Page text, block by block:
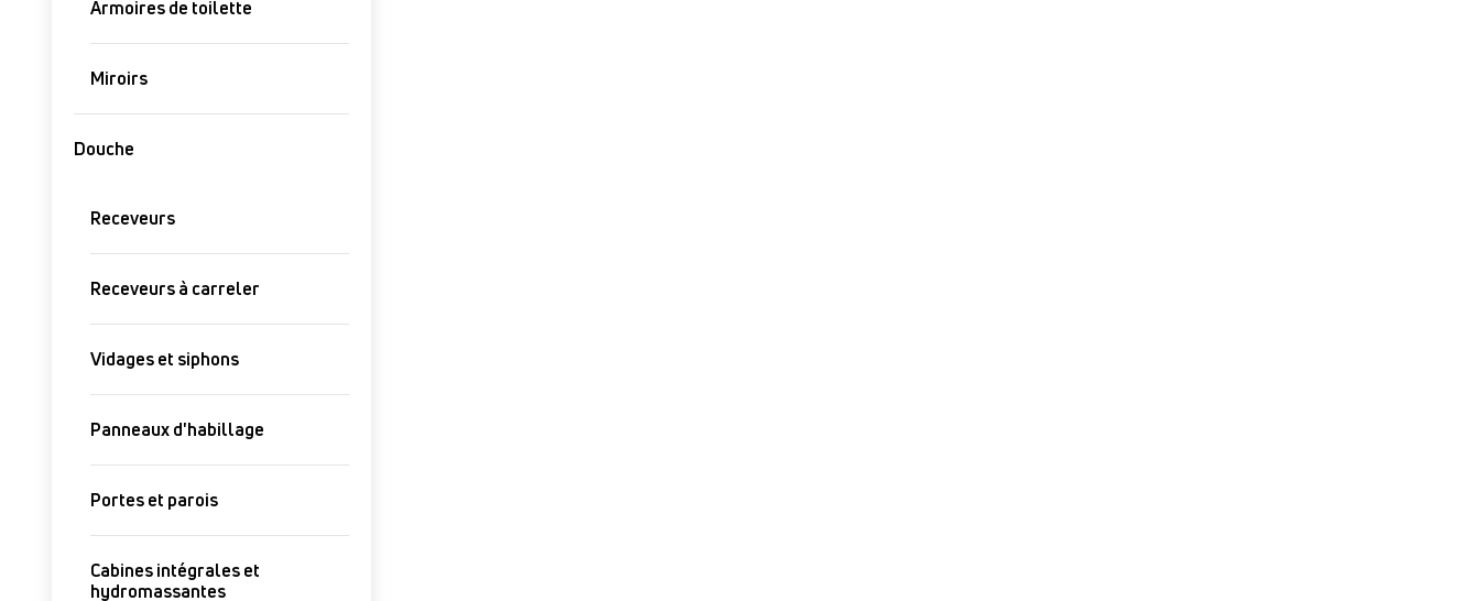
Armoires de toilette
Miroirs
Douche
Receveurs
Receveurs à carreler
Vidages et siphons
Panneaux d'habillage
Portes et parois
Cabines intégrales et
hydromassantes